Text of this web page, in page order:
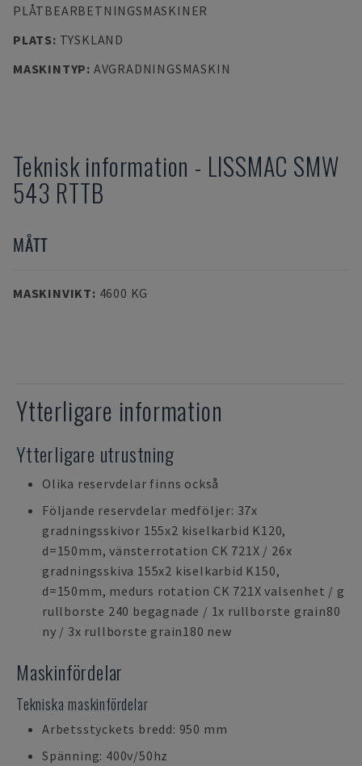
PLÅTBEARBETNINGSMASKINER
PLATS: TYSKLAND
MASKINTYP: AVGRADNINGSMASKIN
Teknisk information - LISSMAC SMW
543 RTTB
MÅTT
MASKINVIKT: 4600 KG
Ytterligare information
Ytterligare utrustning
Olika reservdelar finns också
Följande reservdelar medföljer: 37x
gradningsskivor 155x2 kiselkarbid K120,
d=150mm, vänsterrotation CK 721X / 26x
gradningsskiva 155x2 kiselkarbid K150,
d=150mm, medurs rotation CK 721X valsenhet / g
rullborste 240 begagnade / 1x rullborste grain80
ny / 3x rullborste grain180 new
Maskinfördelar
Tekniska maskinfördelar
Arbetsstyckets bredd: 950 mm
Spänning: 400v/50hz